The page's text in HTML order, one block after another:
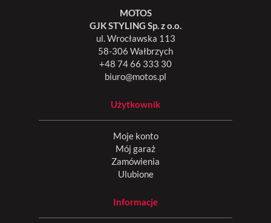
MOTOS
GJK STYLING Sp. z o.o.
ul. Wrocławska 113
58-306 Wałbrzych
+48 74 66 333 30
biuro@motos.pl
Użytkownik
Moje konto
Mój garaż
Zamówienia
Ulubione
Informacje